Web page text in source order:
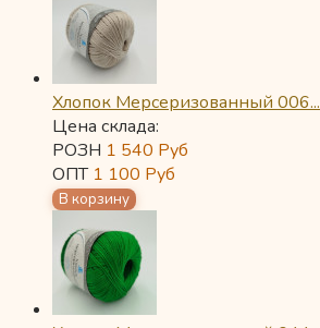
Хлопок Мерсеризованный 006...
Цена склада:
РОЗН 1 540 Руб
ОПТ 1 100 Руб